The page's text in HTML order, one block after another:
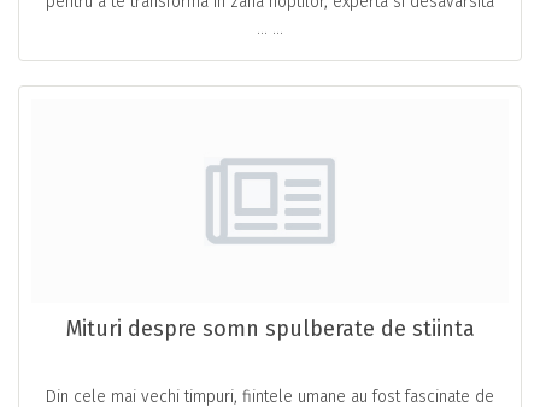
… ...
Mituri despre somn spulberate de stiinta
Din cele mai vechi timpuri, fiintele umane au fost fascinate de